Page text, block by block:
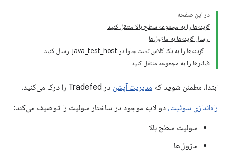
در این صفحه
گزینه‌ها را به مجموعه سطح بالا منتقل کنید
ارسال گزینه‌ها به ماژول‌ها
گزینه‌ها را به یک کلاس تست جاوا در java_test_host ارسال کنید
فیلترها را به مجموعه منتقل کنید
ابتدا، مطمئن شوید که مدیریت آپشن در Tradefed را درک می‌کنید.
راه‌اندازی سوئیت، دو لایه موجود در ساختار سوئیت را توصیف می‌کند:
سوئیت سطح بالا
ماژول‌ها